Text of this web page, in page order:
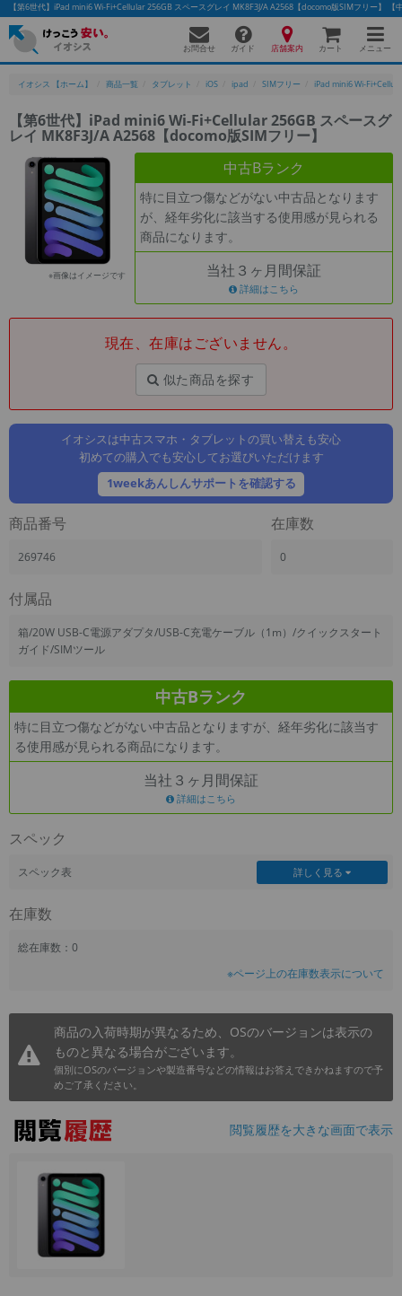
【第6世代】iPad mini6 Wi-Fi+Cellular 256GB スペースグレイ MK8F3J/A A2568【docomo版SIMフリー】
お問合せ ガイド 店舗案内 カート メニュー
イオシス 【ホーム】 商品一覧 タブレット iOS ipad SIMフリー iPad mini6 Wi-
【第6世代】iPad mini6 Wi-Fi+Cellular 256GB スペースグ
レイ MK8F3J/A A2568【docomo版SIMフリー】
※画像はイメージです
中古Bランク
特に目立つ傷などがない中古品となります
が、経年劣化に該当する使用感が見られる
商品になります。
当社３ヶ月間保証
詳細はこちら
現在、在庫はございません。
似た商品を探す
イオシスは中古スマホ・タブレットの買い替えも安心
初めての購入でも安心してお選びいただけます
1weekあんしんサポートを確認する
商品番号
269746
在庫数
0
付属品
箱/20W USB-C電源アダプタ/USB-C充電ケーブル（1m）/クイックスタート
ガイド/SIMツール
中古Bランク
特に目立つ傷などがない中古品となりますが、経年劣化に該当す
る使用感が見られる商品になります。
当社３ヶ月間保証
詳細はこちら
スペック
スペック表 詳しく見る
在庫数
総在庫数：0
※ページ上の在庫数表示について
商品の入荷時期が異なるため、OSのバージョンは表示の
ものと異なる場合がございます。
個別にOSのバージョンや製造番号などの情報はお答えできかねますので予
めご了承ください。
閲覧履歴を大きな画面で表示
かんたんパソコン検索に切り替える
フリーワード
除外ワード
人気の検索ワード： Let's note
「スマートフォン」「タブレット」など
メーカー
製造、販売メーカーの絞り込み
機能・特徴
商品の搭載機能による絞り込み
商品状態の絞り込み
「新品」「未使用」「中古」など
OS
OSの絞り込み
容量
モニタサイズ
円 ～
発売日
各項目のチェックボックスは「or検索」となります。
ただし機能別のみ「and検索」となります。